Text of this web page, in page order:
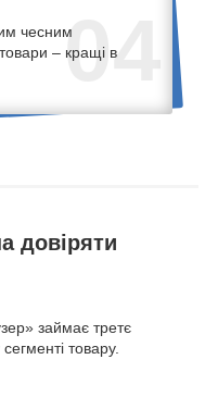
04
чесним
– кращі в
довіряти
займає третє
товару.